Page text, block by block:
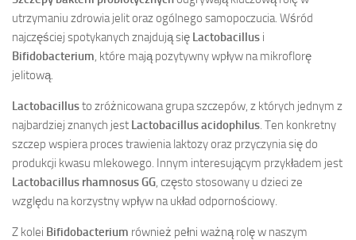
utrzymaniu zdrowia jelit oraz ogólnego samopoczucia. Wśród
najczęściej spotykanych znajdują się Lactobacillus i
Bifidobacterium , które mają pozytywny wpływ na mikroflorę
jelitową.
Lactobacillusto zróżnicowana grupa szczepów, z których jednym z
najbardziej znanych jest Lactobacillus acidophilus . Ten konkretny
szczep wspiera proces trawienia laktozy oraz przyczynia się do
produkcji kwasu mlekowego. Innym interesującym przykładem jest
Lactobacillus rhamnosus GG , często stosowany u dzieci ze
względu na korzystny wpływ na układ odpornościowy.
Z kolei Bifidobacterium również pełni ważną rolę w naszym